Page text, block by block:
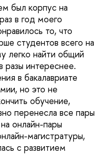
был корпус на
в год моего
то, что
студентов всего на
легко найти общий
разы интереснее.
в бакалавриате
но это не
обучение,
перенесла все пары
онлайн-пары
магистратуры,
с развитием